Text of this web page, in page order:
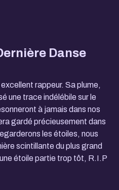
Danse
rappeur. Sa plume,
une trace indélébile sur le
à jamais dans nos
gardé précieusement dans
les étoiles, nous
scintillante du plus grand
étoile partie trop tôt, R.I.P